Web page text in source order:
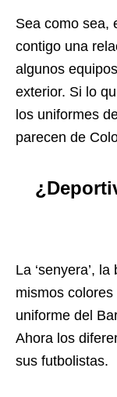
Sea como sea,
contigo una
algunos
exterior. Si lo
los uniformes
parecen de
La ‘senyera’,
mismos colores
uniforme del
Ahora los
sus futbolistas.